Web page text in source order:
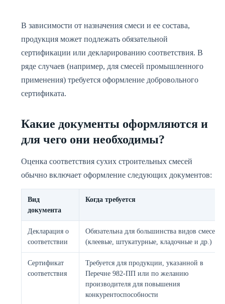
В зависимости от назначения смеси и ее состава,
продукция может подлежать обязательной
сертификации или декларированию соответствия. В
ряде случаев (например, для смесей промышленного
применения) требуется оформление добровольного
сертификата.
Какие документы оформляются и
для чего они необходимы?
Оценка соответствия сухих строительных смесей
обычно включает оформление следующих документов:
Вид
документа
Когда требуется
Декларация о
соответствии
Обязательна для большинства видов смесей
(клеевые, штукатурные, кладочные и др.)
Сертификат
соответствия
Требуется для продукции, указанной в
Перечне 982-ПП или по желанию
производителя для повышения
конкурентоспособности